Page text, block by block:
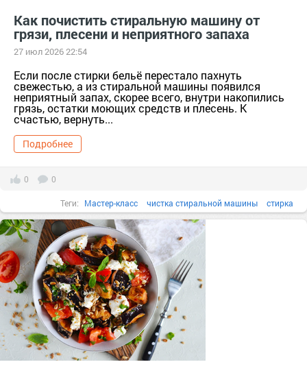
Как почистить стиральную машину от
грязи, плесени и неприятного запаха
27 июл 2026 22:54
Если после стирки бельё перестало пахнуть
свежестью, а из стиральной машины появился
неприятный запах, скорее всего, внутри накопились
грязь, остатки моющих средств и плесень. К
счастью, вернуть...
Подробнее
0 0
Теги: Мастер-класс чистка стиральной машины стирка